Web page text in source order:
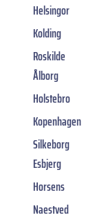
Helsingor
Kolding
Roskilde
Ålborg
Holstebro
Kopenhagen
Silkeborg
Esbjerg
Horsens
Naestved